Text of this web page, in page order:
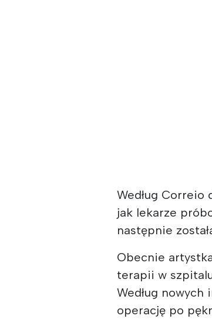
Według Correio
jak lekarze
następnie
Obecnie
terapii w
Według
operację po